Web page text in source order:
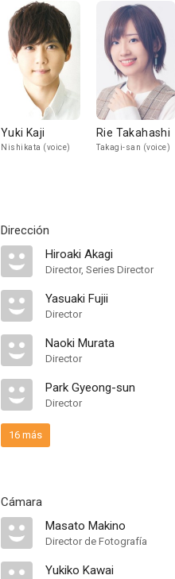
Yuki Kaji
Nishikata (voice)
Rie Takahashi
Takagi-san (voice)
Dirección
Hiroaki Akagi
Director, Series Director
Yasuaki Fujii
Director
Naoki Murata
Director
Park Gyeong-sun
Director
16 más
Cámara
Masato Makino
Director de Fotografía
Yukiko Kawai